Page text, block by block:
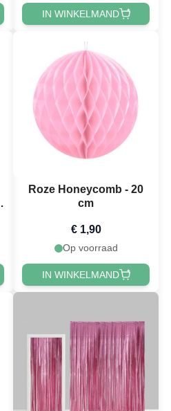
IN WINKELMAND
Roze Honeycomb - 20
cm
€ 1,90
Op voorraad
IN WINKELMAND